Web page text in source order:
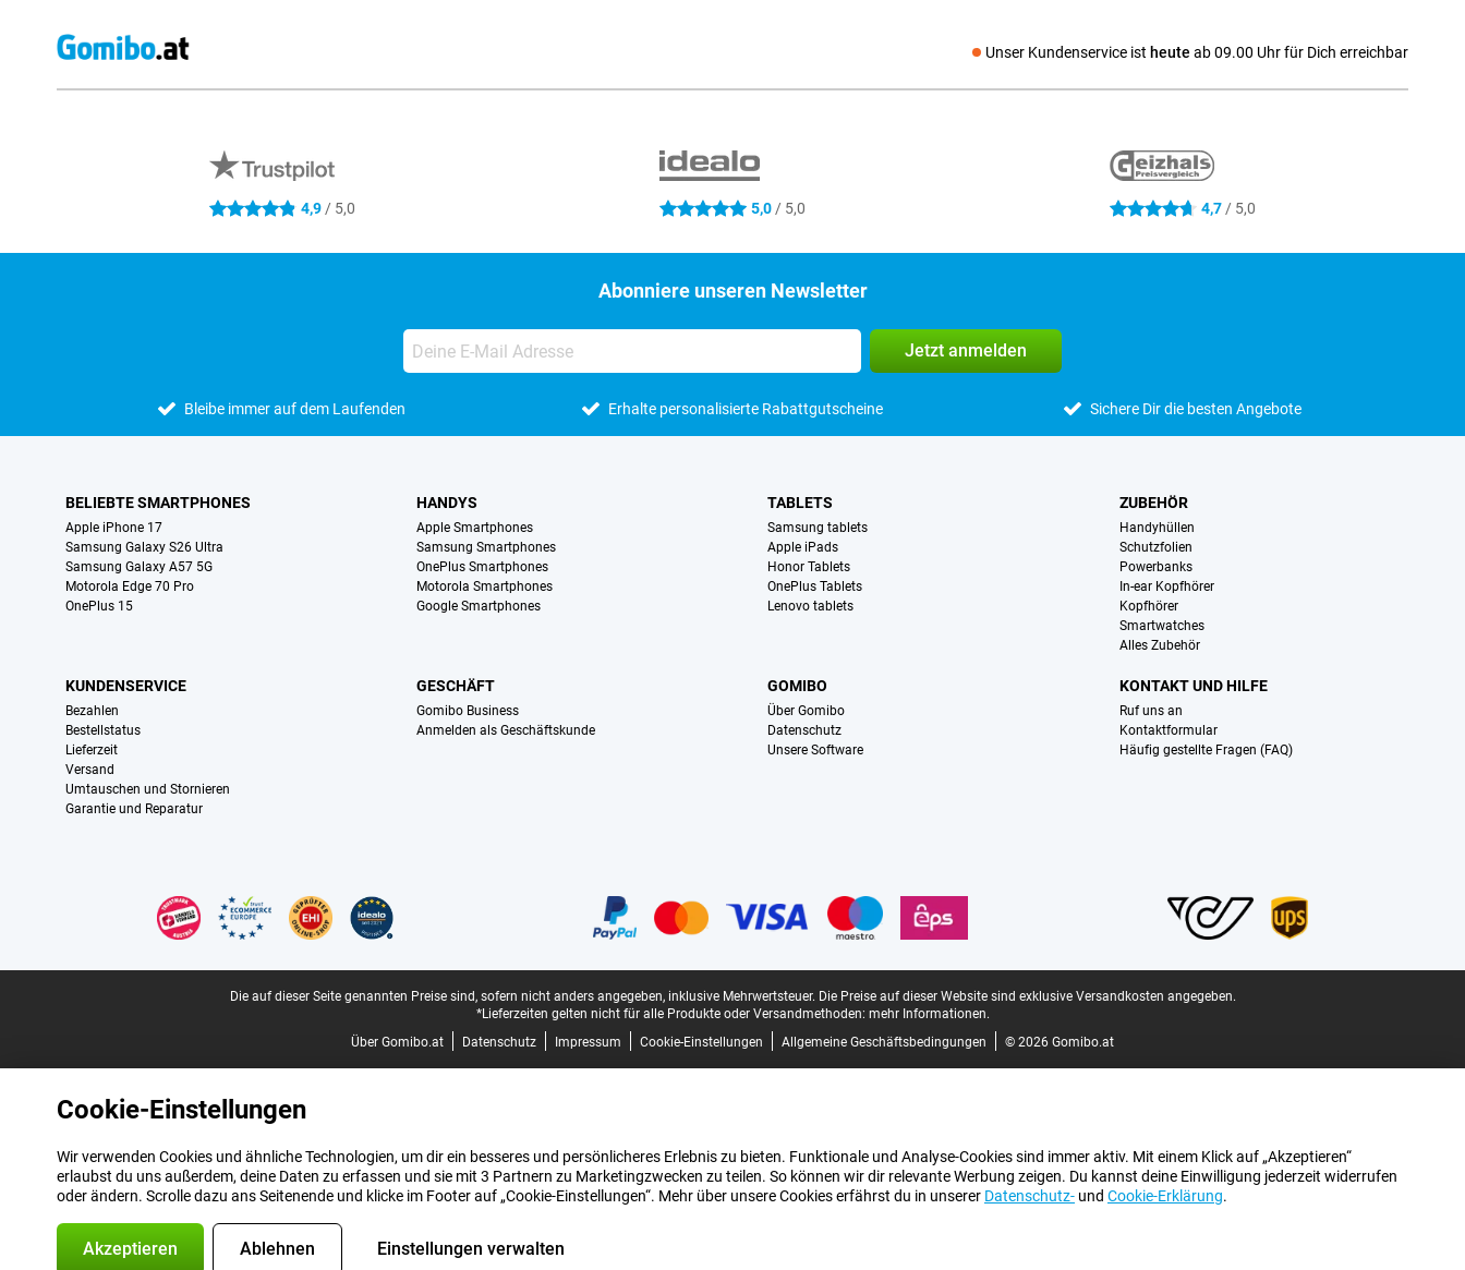
Unser Kundenservice ist heute ab 09.00 Uhr für Dich erreichbar
Social media
4.9 Sterne 4,9/ 5,0 5 Sterne 5,0/ 5,0 4.7 Sterne 4,7 / 5,0
Abonniere unseren Newsletter
Jetzt anmelden
Bleibe immer auf dem Laufenden Erhalte personalisierte Rabattgutscheine Sichere Dir die besten Angebote
BELIEBTE SMARTPHONES
Apple iPhone 17
Samsung Galaxy S26 Ultra
Samsung Galaxy A57 5G
Motorola Edge 70 Pro
OnePlus 15
HANDYS
Apple Smartphones
Samsung Smartphones
OnePlus Smartphones
Motorola Smartphones
Google Smartphones
TABLETS
Samsung tablets
Apple iPads
Honor Tablets
OnePlus Tablets
Lenovo tablets
ZUBEHÖR
Handyhüllen
Schutzfolien
Powerbanks
In-ear Kopfhörer
Kopfhörer
Smartwatches
Alles Zubehör
KUNDENSERVICE
Bezahlen
Bestellstatus
Lieferzeit
Versand
Umtauschen und Stornieren
Garantie und Reparatur
GESCHÄFT
Gomibo Business
Anmelden als Geschäftskunde
GOMIBO
Über Gomibo
Datenschutz
Unsere Software
KONTAKT UND HILFE
Ruf uns an
Kontaktformular
Häufig gestellte Fragen (FAQ)
Die auf dieser Seite genannten Preise sind, sofern nicht anders angegeben, inklusive Mehrwertsteuer. Die Preise auf dieser Website sind exklusive Versandkosten angegeben.
*Lieferzeiten gelten nicht für alle Produkte oder Versandmethoden: mehr Informationen.
Über Gomibo.at
Datenschutz Impressum Cookie-Einstellungen Allgemeine Geschäftsbedingungen © 2026 Gomibo.at
Cookie-Einstellungen
Wir verwenden Cookies und ähnliche Technologien, um dir ein besseres und persönlicheres Erlebnis zu bieten. Funktionale und Analyse-Cookies sind immer aktiv. Mit einem Klick auf „Akzeptieren“
erlaubst du uns außerdem, deine Daten zu erfassen und sie mit 3 Partnern zu Marketingzwecken zu teilen. So können wir dir relevante Werbung zeigen. Du kannst deine Einwilligung jederzeit widerrufen
oder ändern. Scrolle dazu ans Seitenende und klicke im Footer auf „Cookie-Einstellungen“. Mehr über unsere Cookies erfährst du in unserer Datenschutz- und Cookie-Erklärung.
Akzeptieren Ablehnen Einstellungen verwalten